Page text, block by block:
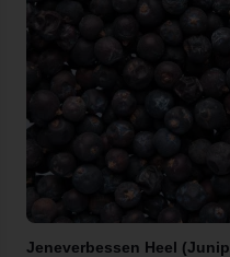
Jeneverbessen Heel